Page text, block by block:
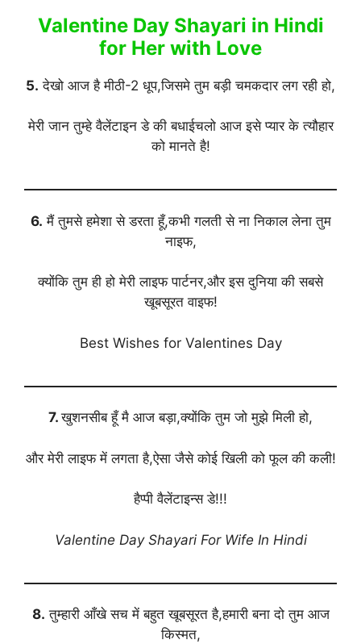
Valentine Day Shayari in Hindi
for Her with Love
5. देखो आज है मीठी-2 धूप,जिसमे तुम बड़ी चमकदार लग रही हो,
मेरी जान तुम्हे वैलेंटाइन डे की बधाईचलो आज इसे प्यार के त्यौहार
को मानते है!
6. मैं तुमसे हमेशा से डरता हूँ,कभी गलती से ना निकाल लेना तुम
नाइफ,
क्योंकि तुम ही हो मेरी लाइफ पार्टनर,और इस दुनिया की सबसे
खूबसूरत वाइफ!
Best Wishes for Valentines Day
7.खुशनसीब हूँ मै आज बड़ा,क्योंकि तुम जो मुझे मिली हो,
और मेरी लाइफ में लगता है,ऐसा जैसे कोई खिली को फूल की कली!
हैप्पी वैलेंटाइन्स डे!!!
Valentine Day Shayari For Wife In Hindi
8. तुम्हारी आँखे सच में बहुत खूबसूरत है,हमारी बना दो तुम आज
किस्मत,